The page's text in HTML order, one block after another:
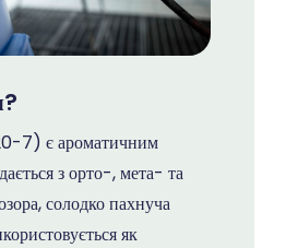
7) є ароматичним
з орто-, мета- та
солодко пахнуча
як